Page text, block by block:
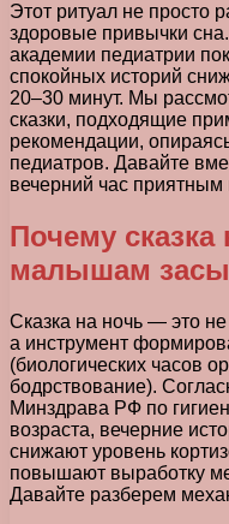
Этот ритуал не просто
здоровые привычки
академии педиатрии
спокойных историй
20–30 минут. Мы
сказки, подходящие
рекомендации,
педиатров. Давайте
вечерний час
Почему сказка
малышам
Сказка на ночь — это
а инструмент
(биологических часов
бодрствование).
Минздрава РФ по
возраста, вечерние
снижают уровень
повышают выработку
Давайте разберем